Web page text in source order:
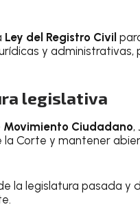
Ley del Registro Civil
y
legislativa
Movimiento Ciudadano,
Corte y mantener
la legislatura pasada y